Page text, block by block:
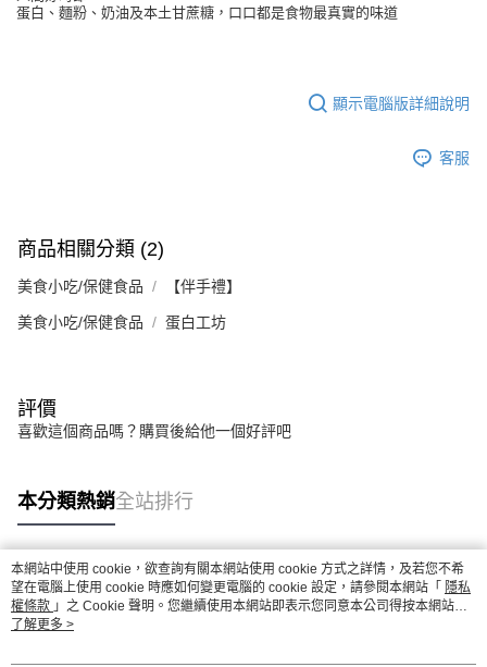
蛋白、麵粉、奶油及本土甘蔗糖，口口都是食物最真實的味道
顯示電腦版詳細說明
客服
商品相關分類 (2)
美食小吃/保健食品 【伴手禮】
美食小吃/保健食品 蛋白工坊
評價
喜歡這個商品嗎？購買後給他一個好評吧
本分類熱銷全站排行
熱門標籤
本網站中使用 cookie，欲查詢有關本網站使用 cookie 方式之詳情，及若您不希
望在電腦上使用 cookie 時應如何變更電腦的 cookie 設定，請參閱本網站「 隱私
權條款 」之 Cookie 聲明。您繼續使用本網站即表示您同意本公司得按本網站使
用條款之 Cookie 聲明使用 cookie。
了解更多 >